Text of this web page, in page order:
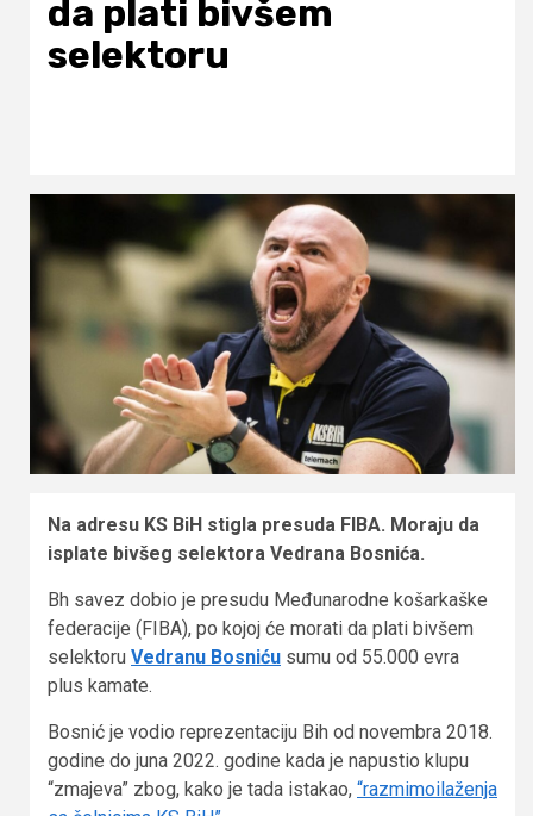
da plati bivšem
selektoru
Na adresu KS BiH stigla presuda FIBA. Moraju da
isplate bivšeg selektora Vedrana Bosnića.
Bh savez dobio je presudu Međunarodne košarkaške
federacije (FIBA), po kojoj će morati da plati bivšem
selektoru Vedranu Bosniću sumu od 55.000 evra
plus kamate.
Bosnić je vodio reprezentaciju Bih od novembra 2018.
godine do juna 2022. godine kada je napustio klupu
“zmajeva” zbog, kako je tada istakao, “razmimoilaženja